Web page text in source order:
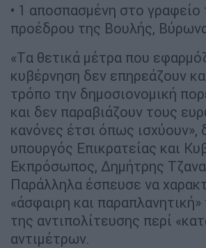
• 1 αποσπασμένη στο
προέδρου της Βουλής,
«Tα θετικά μέτρα που
κυβέρνηση δεν επηρεάζουν
τρόπο την δημοσιονομική
και δεν παραβιάζουν τους
κανόνες έτσι όπως
υπουργός Επικρατείας και
Εκπρόσωπος, Δημήτρης
Παράλληλα έσπευσε να
«άσφαιρη και παραπλανητική»
της αντιπολίτευσης περί
αντιμέτρων.